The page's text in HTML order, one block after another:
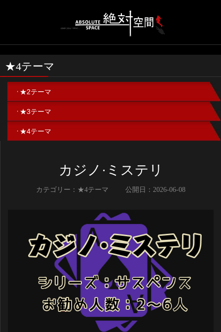
★4テーマ
★2テーマ
★3テーマ
★4テーマ
カジノ·ミステリ
カテゴリー：★4テーマ 公開日：2026-06-08